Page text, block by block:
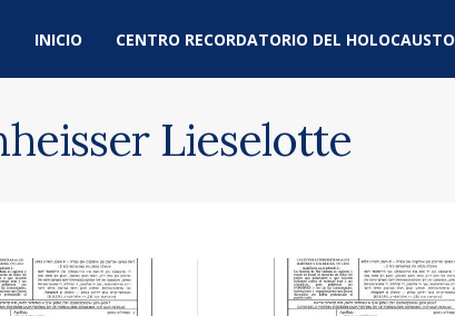
INICIO CENTRO RECORDATORIO DEL HOLOCAUSTO
Lieselotte